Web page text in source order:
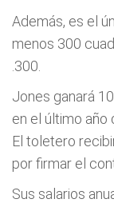
Además, es el
menos 300
.300.
Jones ganará
en el último año
El toletero
por firmar el
Sus salarios